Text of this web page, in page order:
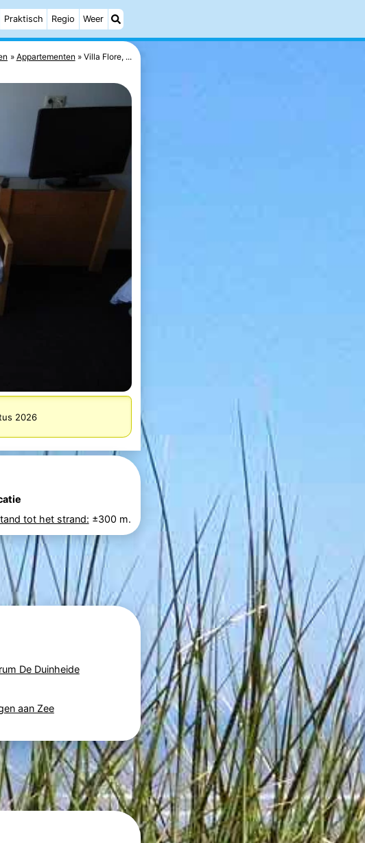
Praktisch Regio Weer
Appartementen Villa Flore, ...
2026
tot het strand: ±300 m.
De Duinheide
aan Zee